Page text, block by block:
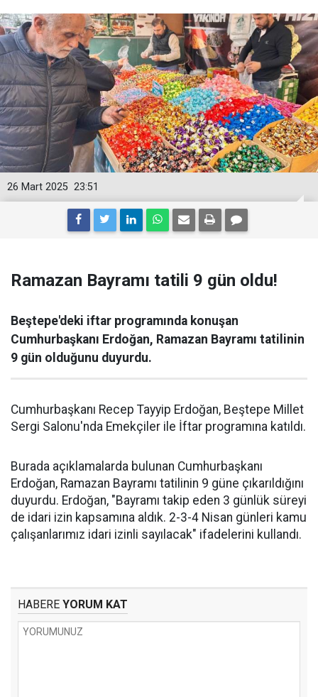
23:51
26 Mart 2025
Ramazan Bayramı tatili 9 gün oldu!
Beştepe'deki iftar programında konuşan
Cumhurbaşkanı Erdoğan, Ramazan Bayramı tatilinin
9 gün olduğunu duyurdu.
Cumhurbaşkanı Recep Tayyip Erdoğan, Beştepe Millet
Sergi Salonu'nda Emekçiler ile İftar programına katıldı.
Burada açıklamalarda bulunan Cumhurbaşkanı
Erdoğan, Ramazan Bayramı tatilinin 9 güne çıkarıldığını
duyurdu. Erdoğan, "Bayramı takip eden 3 günlük süreyi
de idari izin kapsamına aldık. 2-3-4 Nisan günleri kamu
çalışanlarımız idari izinli sayılacak" ifadelerini kullandı.
HABERE YORUM KAT